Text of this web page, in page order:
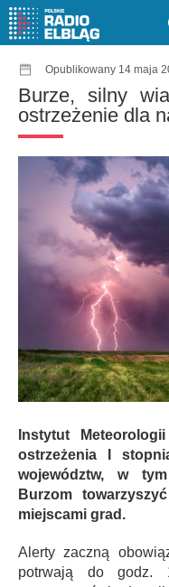
Opublikowany 14 maja
Burze, silny
ostrzeżenie dla
Instytut
ostrzeżenia I
województw, w
Burzom
miejscami grad.
Alerty zaczną
potrwają do godz.